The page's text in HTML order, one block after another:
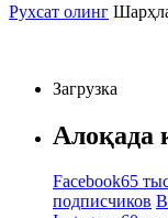
Рухсат олинг
Загрузка
Алоқада
Facebook65
подписчиков